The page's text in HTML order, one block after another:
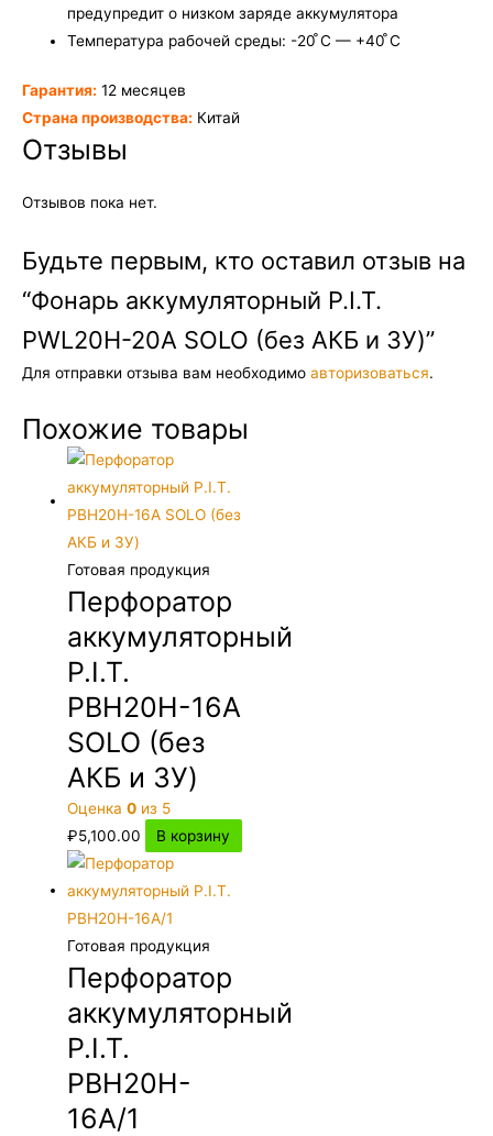
предупредит о низком заряде аккумулятора
Температура рабочей среды: -20 ̊C — +40 ̊C
Гарантия: 12 месяцев
Страна производства: Китай
Отзывы
Отзывов пока нет.
Будьте первым, кто оставил отзыв на
“Фонарь аккумуляторный P.I.T.
PWL20H-20A SOLO (без АКБ и ЗУ)”
Для отправки отзыва вам необходимо авторизоваться.
Похожие товары
Готовая продукция
Перфоратор
аккумуляторный
P.I.T.
PBH20H-16A
SOLO (без
АКБ и ЗУ)
Оценка0 из 5
₽5,100.00 В корзину
Готовая продукция
Перфоратор
аккумуляторный
P.I.T.
PBH20H-
16A/1